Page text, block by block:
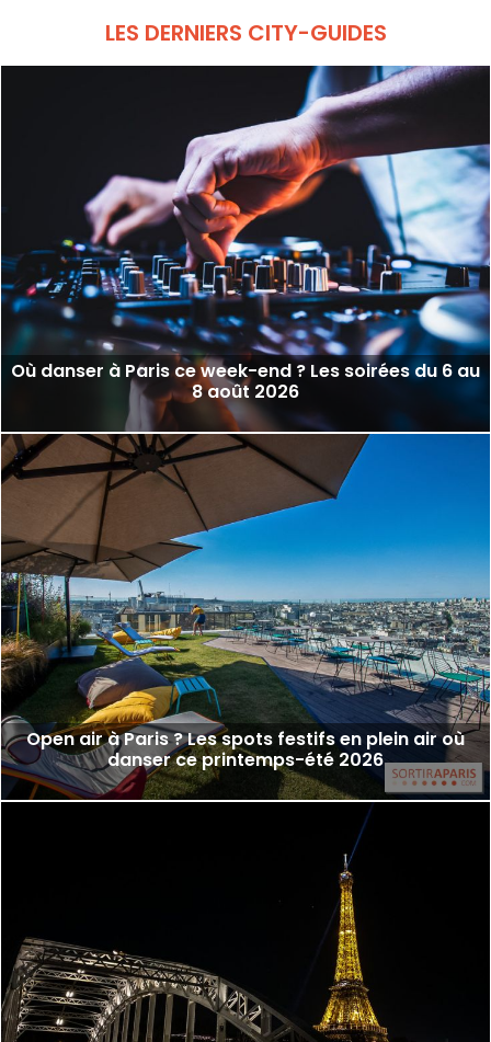
LES DERNIERS CITY-GUIDES
Où danser à Paris ce week-end ? Les soirées du 6 au
8 août 2026
Open air à Paris ? Les spots festifs en plein air où
danser ce printemps-été 2026